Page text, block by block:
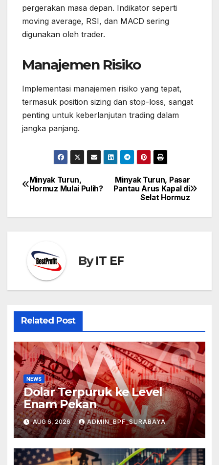
pergerakan masa depan. Indikator seperti
moving average, RSI, dan MACD sering
digunakan oleh trader.
Manajemen Risiko
Implementasi manajemen risiko yang tepat,
termasuk position sizing dan stop-loss, sangat
penting untuk keberlanjutan trading dalam
jangka panjang.
Post
Minyak Turun, Pasar
Pantau Arus Kapal di
Selat Hormuz
Minyak Turun,
Hormuz Mulai Pulih?
ByIT EF
Related Post
NEWS
Dolar Terpuruk ke Level
Enam Pekan
AUG 6, 2026 ADMIN_BPF_SURABAYA